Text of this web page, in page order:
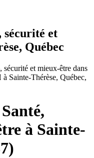
sécurité et
Québec
sécurité et mieux-être dans
Sainte-Thérèse, Québec,
à Sainte-
)